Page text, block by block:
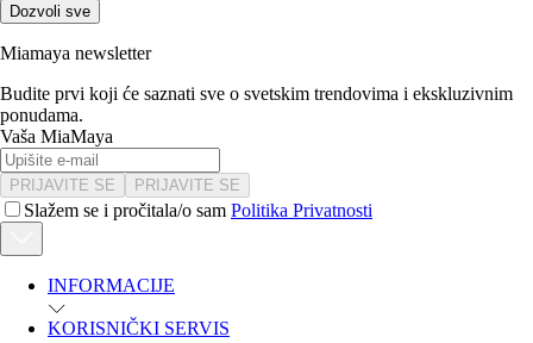
Dozvoli sve
Miamaya newsletter
Budite prvi koji će saznati sve o svetskim trendovima i ekskluzivnim
ponudama.
Vaša MiaMaya
PRIJAVITE SE PRIJAVITE SE
Slažem se i pročitala/o sam Politika Privatnosti
INFORMACIJE
KORISNIČKI SERVIS